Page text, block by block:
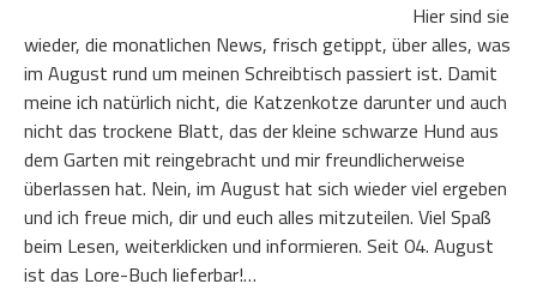
Hier sind sie
wieder, die monatlichen News, frisch getippt, über alles, was
im August rund um meinen Schreibtisch passiert ist. Damit
meine ich natürlich nicht, die Katzenkotze darunter und auch
nicht das trockene Blatt, das der kleine schwarze Hund aus
dem Garten mit reingebracht und mir freundlicherweise
überlassen hat. Nein, im August hat sich wieder viel ergeben
und ich freue mich, dir und euch alles mitzuteilen. Viel Spaß
beim Lesen, weiterklicken und informieren. Seit 04. August
ist das Lore-Buch lieferbar!…